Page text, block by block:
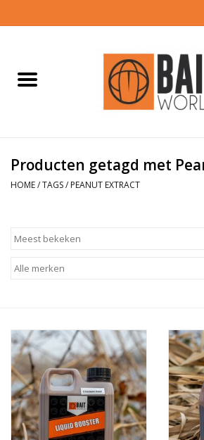
Boilies & Additieven
Pellets
Range
Cadeaubon
Summer Deals
Producten getagd met
HOME/TAGS/ PEANUT EXTRACT